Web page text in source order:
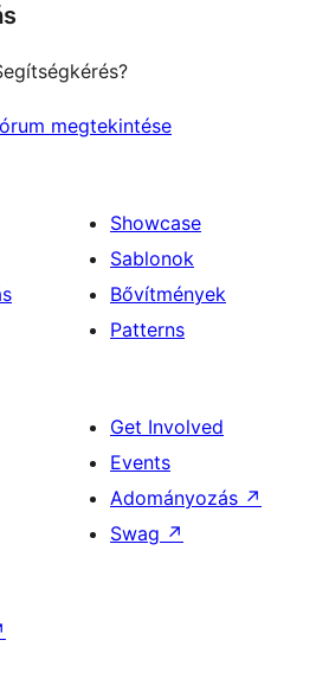
megtekintése
Showcase
Sablonok
Bővítmények
Patterns
Get Involved
Events
Adományozás ↗
Swag ↗